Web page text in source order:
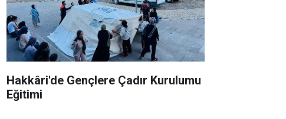
Hakkâri'de Gençlere Çadır Kurulumu
Eğitimi